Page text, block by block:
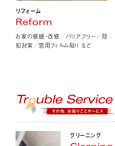
リフォーム
Reform
お家の修繕・改修／バリアフリー／防
犯対策／窓用フィルム貼り など
クリーニング